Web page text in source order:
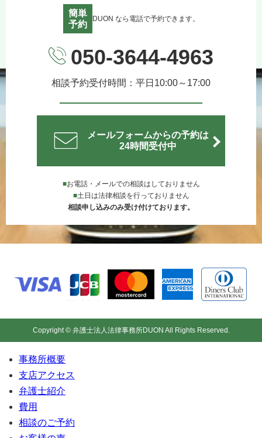
簡単
予約
DUON なら電話で予約できます。
050-3644-4963
相談予約受付時間：平日10:00～17:00
メールフォームからの予約は
24時間受付中
■お電話・メールでの相談はしておりません
■土日は法律相談を行っておりません
相談申し込みのみ受け付けております。
Copyright © 弁護士法人法律事務所DUON All Rights Reserved.
事務所概要
支店アクセス
弁護士紹介
費用
相談のご予約